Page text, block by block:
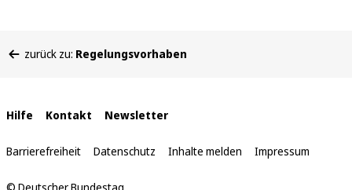
befinden
zurück zu: Regelungsvorhaben
Interne
Links
Hilfe Kontakt Newsletter
Barrierefreiheit Datenschutz Inhalte melden Impressum